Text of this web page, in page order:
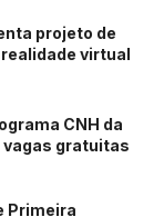
projeto de
virtual
CNH da
vagas gratuitas
Primeira